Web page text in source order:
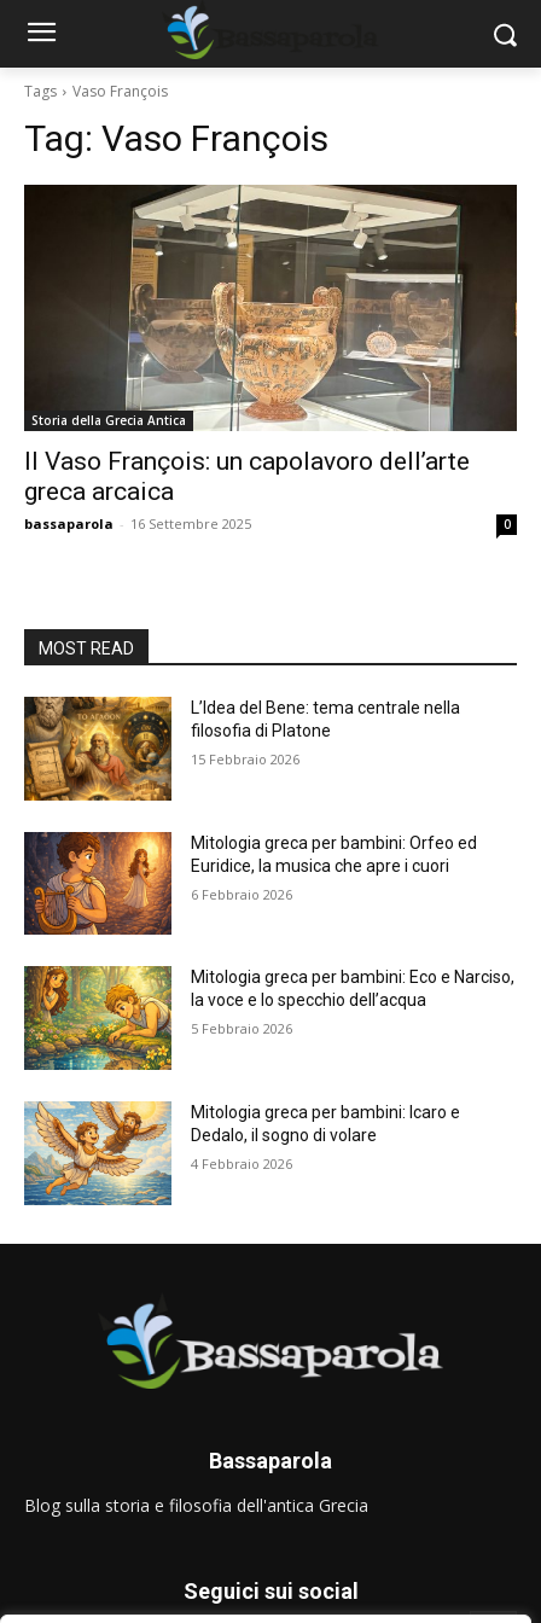
Tags Vaso François
Tag: Vaso François
Storia della Grecia Antica
Il Vaso François: un capolavoro dell’arte
greca arcaica
bassaparola - 16 Settembre 2025 0
MOST READ
L’Idea del Bene: tema centrale nella
filosofia di Platone
15 Febbraio 2026
Mitologia greca per bambini: Orfeo ed
Euridice, la musica che apre i cuori
6 Febbraio 2026
Mitologia greca per bambini: Eco e Narciso,
la voce e lo specchio dell’acqua
5 Febbraio 2026
Mitologia greca per bambini: Icaro e
Dedalo, il sogno di volare
4 Febbraio 2026
Bassaparola
Blog sulla storia e filosofia dell'antica Grecia
Seguici sui social